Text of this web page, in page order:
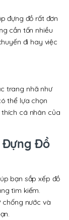
đựng đồ rất đơn
cần tốn nhiều
đi hay việc
trang nhã như
thể lựa chọn
cá nhân của
Đựng Đồ
bạn sắp xếp đồ
tìm kiếm.
chống nước và